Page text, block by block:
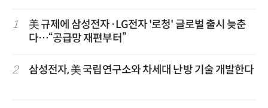
1
美 규제에 삼성전자·LG전자 '로청' 글로벌 출시 늦춘
다…“공급망 재편부터”
2 삼성전자, 美 국립연구소와 차세대 난방 기술 개발한다